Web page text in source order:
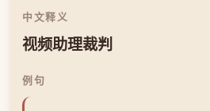
中文释义
视频助理裁判
例句